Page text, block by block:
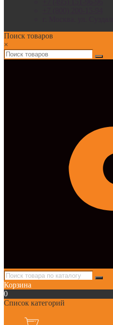
Поиск товаров
×
Корзина
0
Список категорий